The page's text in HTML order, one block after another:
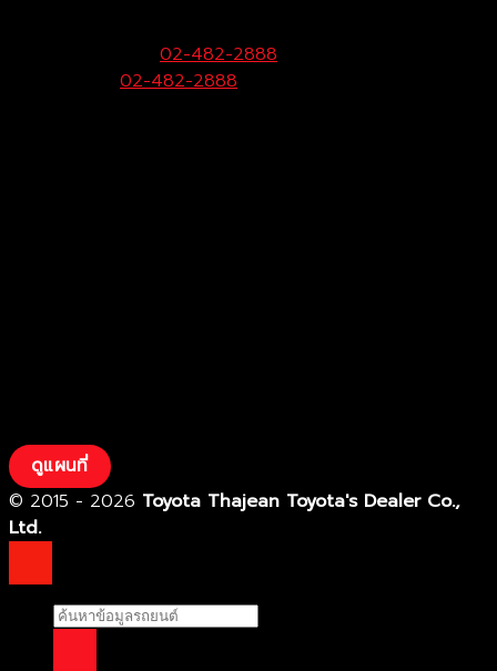
02-482-2888
02-482-2888
ดูแผนที่
© 2015 - 2026 Toyota Thajean Toyota's Dealer Co.,
Ltd.